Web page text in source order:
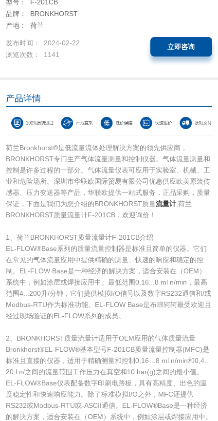
型号： F-201CB
品牌： BRONKHORST
产地： 荷兰
发布时间： 2024-02-22
浏览次数： 1141
立即咨询
产品详情
荷兰Bronkhorst®是低流量流体处理解决方案的领先供应商，
BRONKHORST专门生产气体流量测量和控制仪器。气体流量测量和
控制是许多过程的一部分。气体流量仪表可应用于实验室、机械、工
业和危险场所。深圳市华联欧国际贸易有限公司优惠供应欧美原装传
感器、压力变送器等产品，华联欧提供一站式服务，正品采购，质量
保证，下面是我们为您介绍的BRONKHORST质量流量计,荷兰
BRONKHORST质量流量计F-201CB，欢迎询价！
1、荷兰BRONKHORST质量流量计F-201CB介绍
EL-FLOW®Base系列的质量流量控制器是标准且简单的仪器。它们
在常见的气体流量应用中提供精确的测量、快速的响应和稳定的控
制。EL-FLOW Base是一种经济的解决方案，适合安装在（OEM）
系统中，例如涂层或焊接应用中。最低范围0,16...8 ml n/min，最高
范围4...200升/分钟，它们提供模拟I/O信号以及数字RS232通信和/或
Modbus-RTU作为标准功能。EL-FLOW Base是布琅轲轲最受欢迎且
经过现场验证的EL-FLOW系列的成员。
2、BRONKHORST质量流量计适用于OEM应用的气体质量流量
Bronkhorst®EL-FLOW®基本型号F-201CB质量流量控制器(MFC)是
标准且直接的仪器，适用于精确测量和控制0,16…8 ml n/min和0,4…
20 l n/之间的流量范围工作压力在真空和10 bar(g)之间的最小值。
EL-FLOW®Base仪表配备数字印刷电路板，具有高精度、出色的温
度稳定性和快速响应能力。除了标准模拟I/O之外，MFC还提供
RS232或Modbus-RTU或-ASCII通信。EL-FLOW®Base是一种经济
的解决方案，适合安装在（OEM）系统中，例如涂层或焊接应用中。